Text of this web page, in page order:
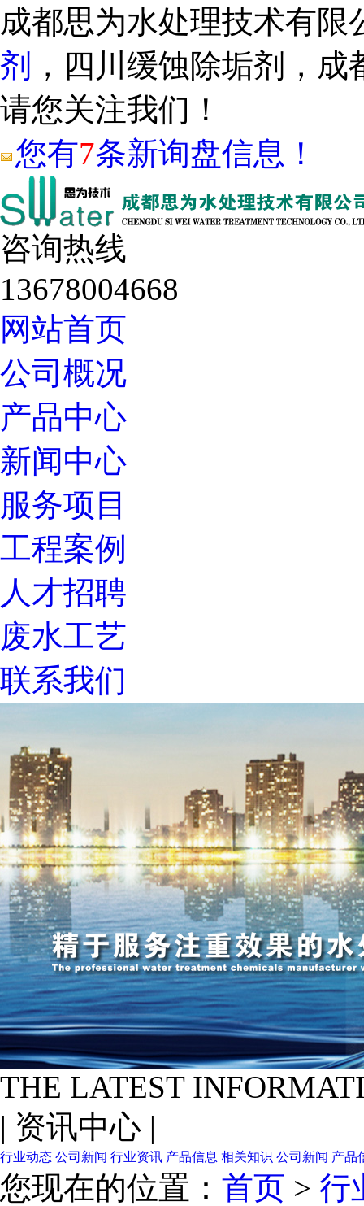
成都思为水处理技术有限
剂
，四川缓蚀除垢剂，
请您关注我们！
您有7条新询盘信息！
咨询热线
13678004668
网站首页
公司概况
产品中心
新闻中心
服务项目
工程案例
人才招聘
废水工艺
联系我们
THE LATEST
| 资讯中心 |
行业动态 公司新闻 行业资讯 产品信息 相关知识 公司新闻 产品
您现在的位置： 首页 > 行